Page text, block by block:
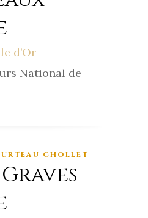
d’Or–
National de
CHOLLET